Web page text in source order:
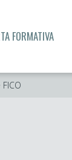
FORMATIVA